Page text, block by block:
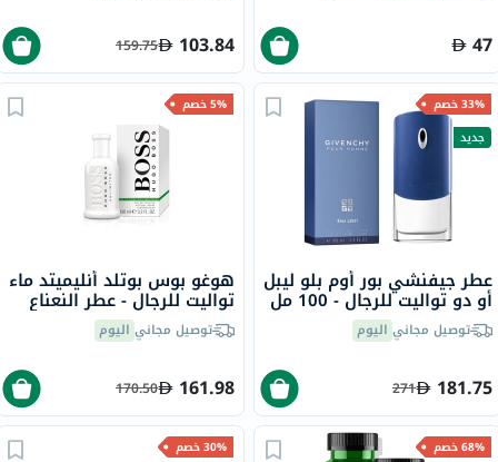
47
103.84
159.75
33% خصم
جديد
عطر جيفنشي بور أوم بلو ليبل
أو دو تواليت للرجال - 100 مل
توصيل مجاني اليوم
181.75
271
5% خصم
هوغو بوس بوتلد أنليميتد ماء
تواليت للرجال - عطر النعناع
والخشب 100 مل
توصيل مجاني اليوم
161.98
170.50
68% خصم
30% خصم